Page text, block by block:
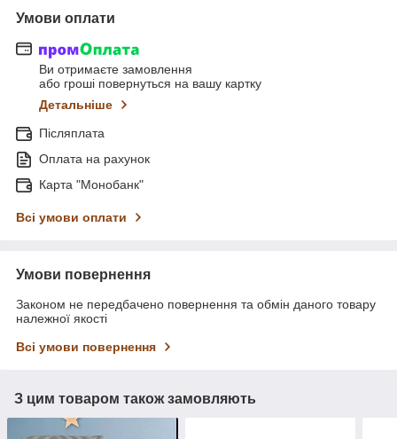
Умови оплати
Ви отримаєте замовлення
або гроші повернуться на вашу картку
Детальніше
Післяплата
Оплата на рахунок
Карта "Монобанк"
Всі умови оплати
Умови повернення
Законом не передбачено повернення та обмін даного товару
належної якості
Всі умови повернення
З цим товаром також замовляють